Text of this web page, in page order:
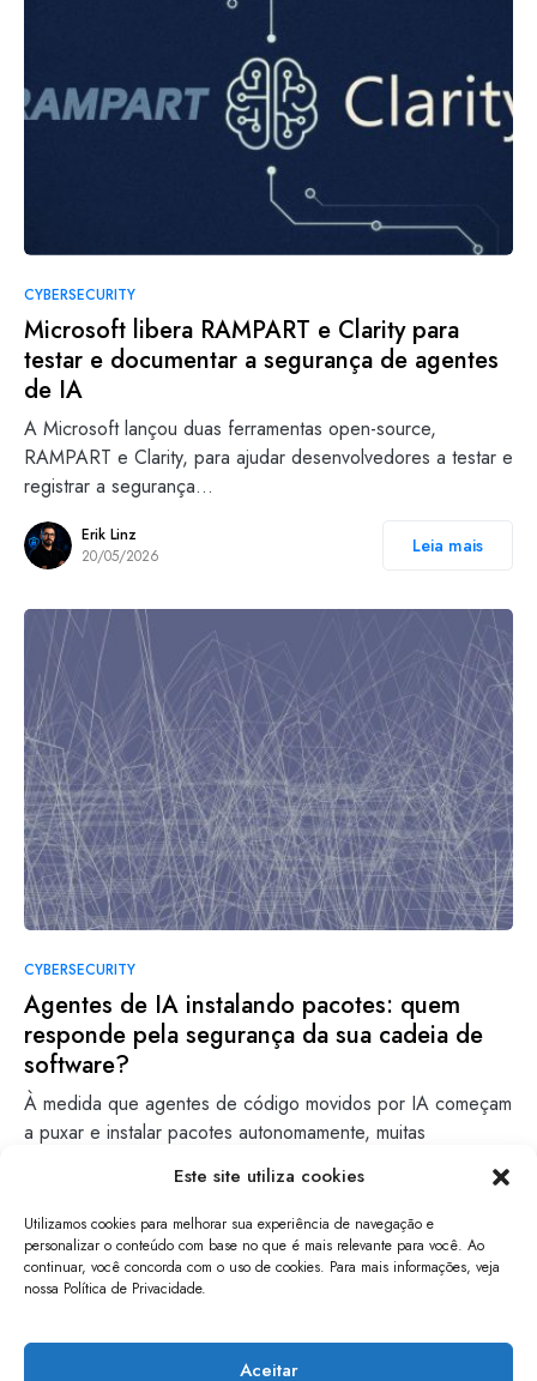
Este site utiliza cookies
Utilizamos cookies para melhorar sua experiência de navegação e
personalizar o conteúdo com base no que é mais relevante para você. Ao
continuar, você concorda com o uso de cookies. Para mais informações, veja
nossa Política de Privacidade.
Aceitar
CYBERSECURITY
Microsoft libera RAMPART e Clarity para
testar e documentar a segurança de agentes
de IA
A Microsoft lançou duas ferramentas open-source,
RAMPART e Clarity, para ajudar desenvolvedores a testar e
registrar a segurança…
Erik Linz
20/05/2026
Leia mais
CYBERSECURITY
Agentes de IA instalando pacotes: quem
responde pela segurança da sua cadeia de
software?
À medida que agentes de código movidos por IA começam
a puxar e instalar pacotes autonomamente, muitas
27/05/2026
Leia mais
papo de software